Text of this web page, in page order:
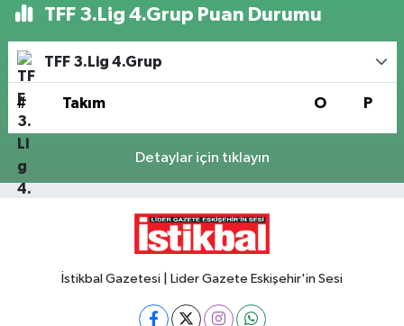
TFF 3.Lig 4.Grup Puan Durumu
TFF 3.Lig 4.Grup
# Takım O P
Detaylar için tıklayın
İstikbal Gazetesi | Lider Gazete Eskişehir'in Sesi